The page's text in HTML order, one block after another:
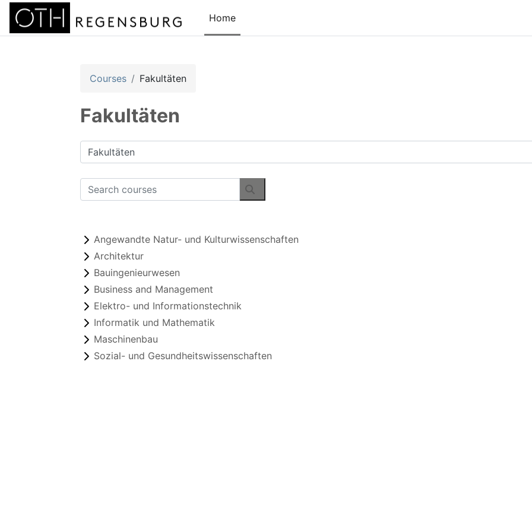
Skip to main content
Home
Courses Fakultäten
Fakultäten
Course categories
Search courses
Search courses
Angewandte Natur- und Kulturwissenschaften
Architektur
Bauingenieurwesen
Business and Management
Elektro- und Informationstechnik
Informatik und Mathematik
Maschinenbau
Sozial- und Gesundheitswissenschaften